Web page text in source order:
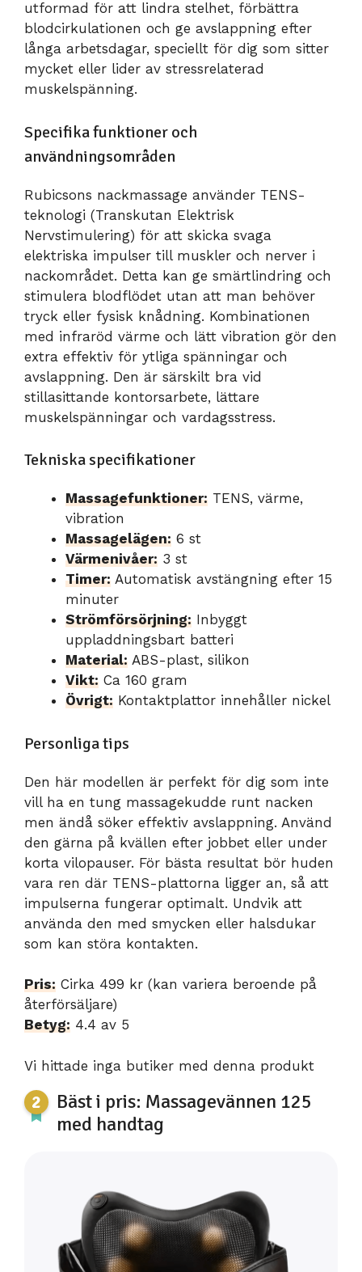
utformad för att lindra stelhet, förbättra
blodcirkulationen och ge avslappning efter
långa arbetsdagar, speciellt för dig som sitter
mycket eller lider av stressrelaterad
muskelspänning.
Specifika funktioner och
användningsområden
Rubicsons nackmassage använder TENS-
teknologi (Transkutan Elektrisk
Nervstimulering) för att skicka svaga
elektriska impulser till muskler och nerver i
nackområdet. Detta kan ge smärtlindring och
stimulera blodflödet utan att man behöver
tryck eller fysisk knådning. Kombinationen
med infraröd värme och lätt vibration gör den
extra effektiv för ytliga spänningar och
avslappning. Den är särskilt bra vid
stillasittande kontorsarbete, lättare
muskelspänningar och vardagsstress.
Tekniska specifikationer
Massagefunktioner: TENS, värme,
vibration
Massagelägen: 6 st
Värmenivåer: 3 st
Timer: Automatisk avstängning efter 15
minuter
Strömförsörjning: Inbyggt
uppladdningsbart batteri
Material: ABS-plast, silikon
Vikt: Ca 160 gram
Övrigt: Kontaktplattor innehåller nickel
Personliga tips
Den här modellen är perfekt för dig som inte
vill ha en tung massagekudde runt nacken
men ändå söker effektiv avslappning. Använd
den gärna på kvällen efter jobbet eller under
korta vilopauser. För bästa resultat bör huden
vara ren där TENS-plattorna ligger an, så att
impulserna fungerar optimalt. Undvik att
använda den med smycken eller halsdukar
som kan störa kontakten.
Pris: Cirka 499 kr (kan variera beroende på
återförsäljare)
Betyg: 4.4 av 5
Vi hittade inga butiker med denna produkt
Bäst i pris: Massagevännen 125
med handtag